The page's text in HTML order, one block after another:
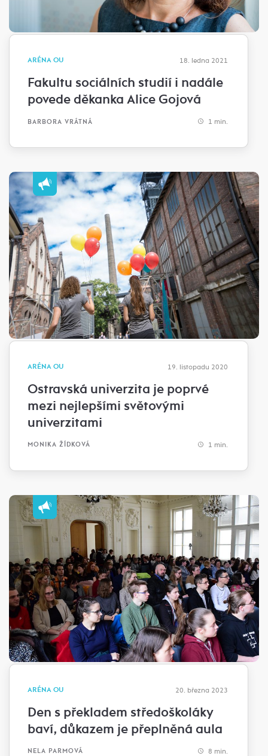
ARÉNA OU 18. ledna 2021
Fakultu sociálních studií i nadále
povede děkanka Alice Gojová
BARBORA VRÁTNÁ 1 min.
ARÉNA OU 19. listopadu 2020
Ostravská univerzita je poprvé
mezi nejlepšími světovými
univerzitami
MONIKA ŽÍDKOVÁ 1 min.
ARÉNA OU 20. března 2023
Den s překladem středoškoláky
baví, důkazem je přeplněná aula
NELA PARMOVÁ 8 min.